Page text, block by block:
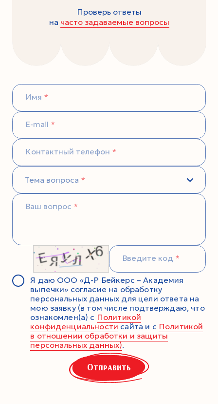
Проверь ответы
на часто задаваемые вопросы
Имя
E-mail
Контактный телефон
Тема вопроса
Ваш вопрос
Введите код
Я даю ООО «Д-Р Бейкерс – Академия
выпечки» согласие на обработку
персональных данных для цели ответа на
мою заявку (в том числе подтверждаю, что
ознакомлен(а) с Политикой
конфиденциальностисайта и с Политикой
в отношении обработки и защиты
персональных данных).
Отправить